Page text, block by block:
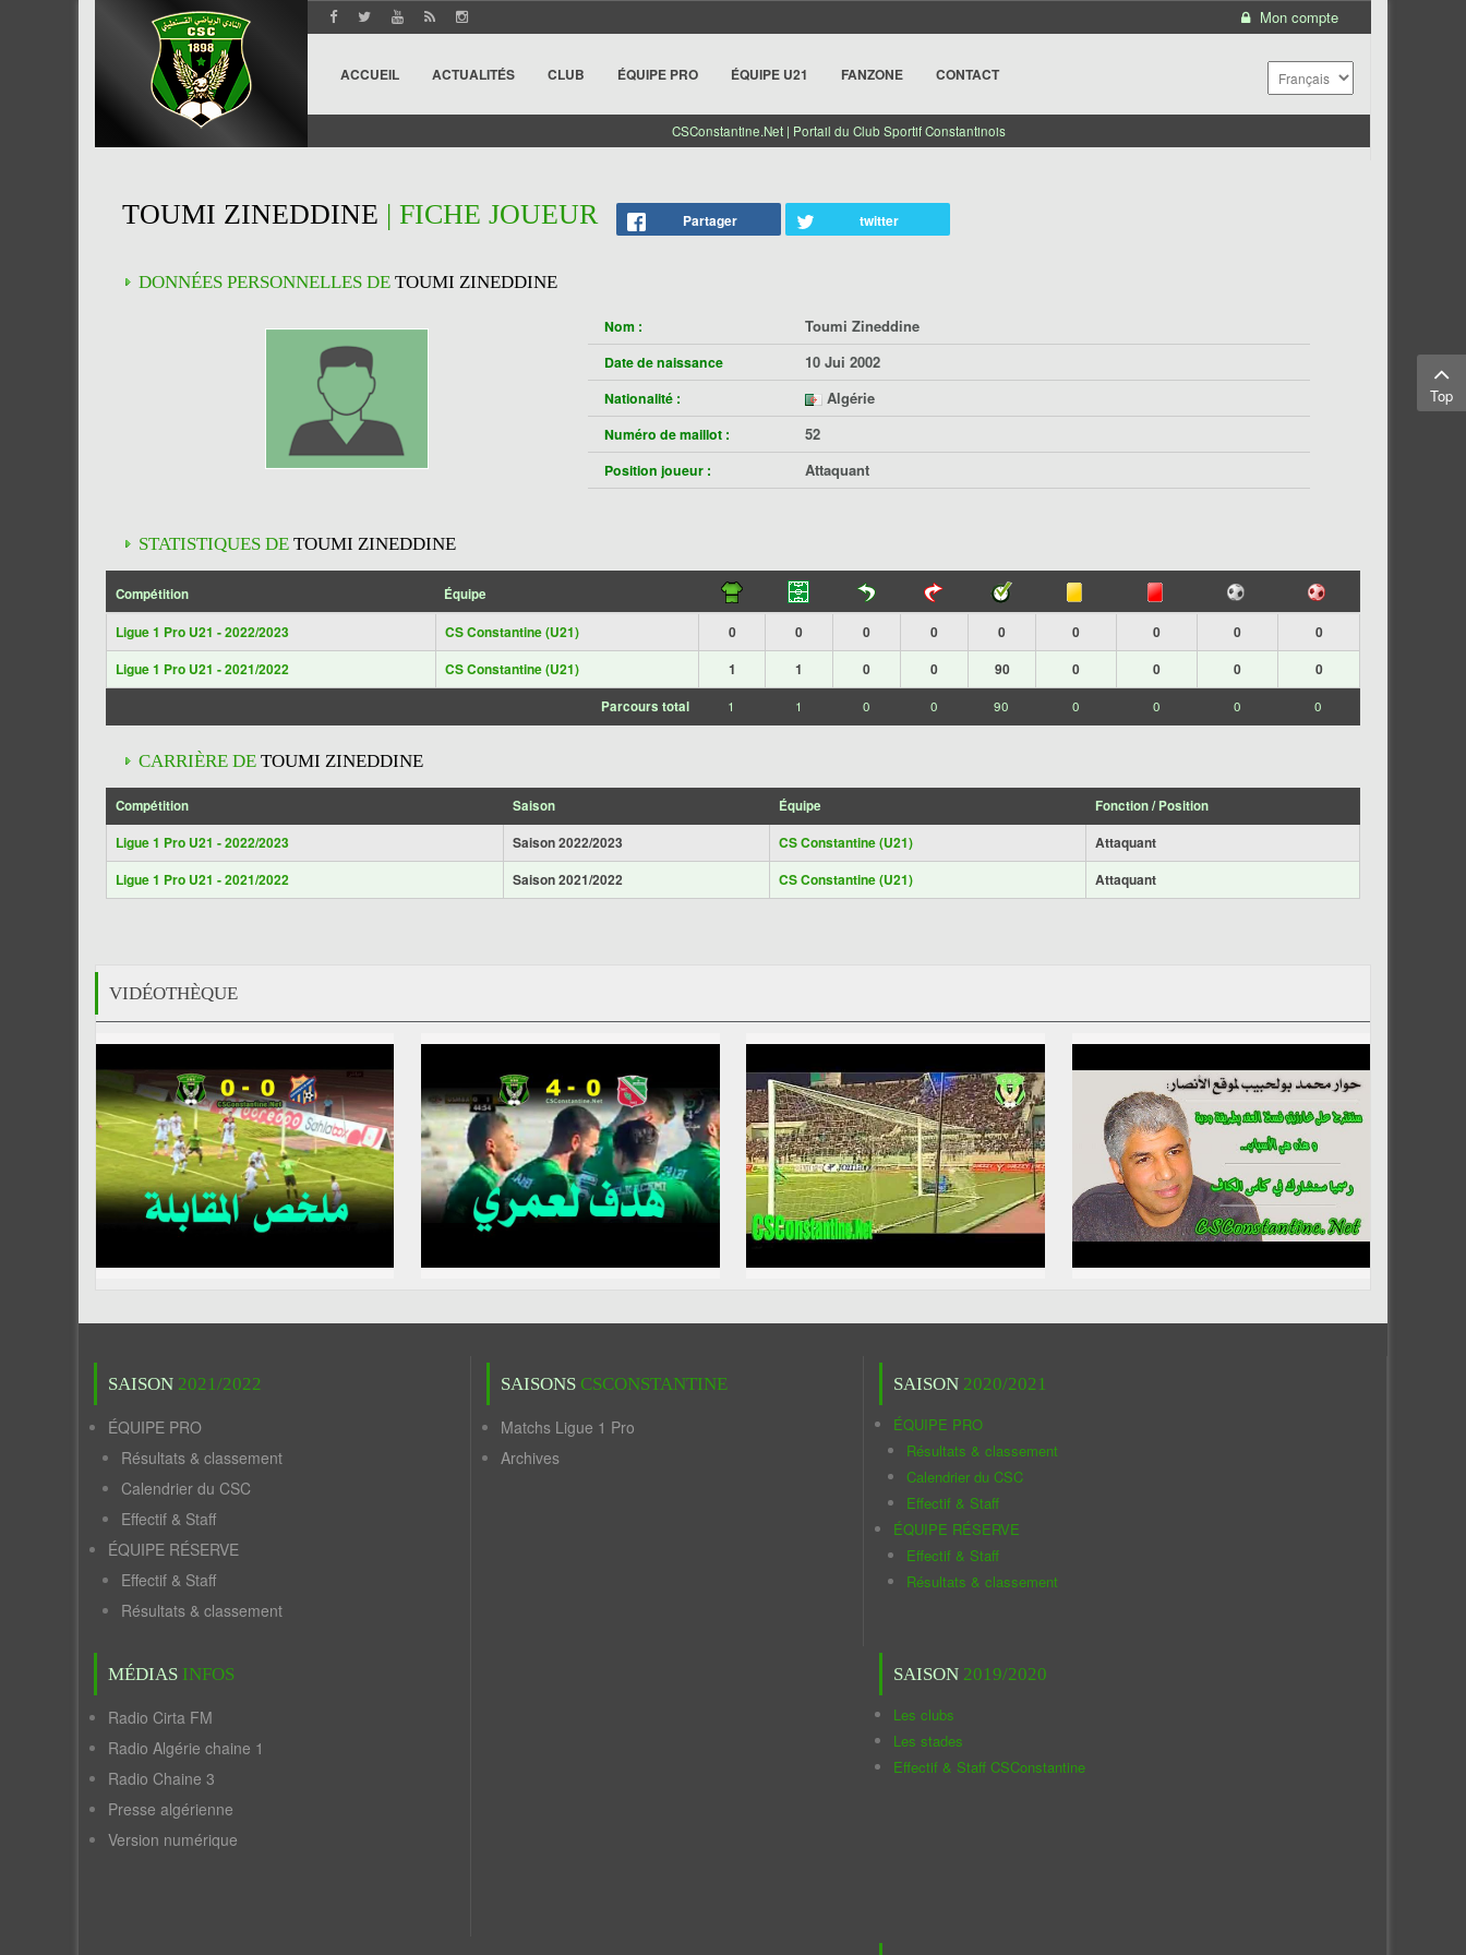
Mon compte
ACCUEIL ACTUALITÉS CLUB ÉQUIPE PRO ÉQUIPE U21 FANZONE CONTACT
CSConstantine.Net | Portail du Club Sportif Constantinois
TOUMI ZINEDDINE | FICHE JOUEUR Partager twitter
DONNÉES PERSONNELLES DE TOUMI ZINEDDINE
Nom : Toumi Zineddine
Date de naissance 10 Jui 2002
Nationalité : Algérie
Numéro de maillot : 52
Position joueur : Attaquant
STATISTIQUES DE TOUMI ZINEDDINE
Compétition Équipe
Ligue 1 Pro U21 - 2022/2023 CS Constantine (U21) 0 0 0 0 0 0 0 0
0
Ligue 1 Pro U21 - 2021/2022
CS Constantine (U21) 1 1 0 0 90 0 0 0 0
Parcours total 1 1 0 0 90 0 0 0 0
CARRIÈRE DE TOUMI ZINEDDINE
Compétition Saison Équipe Fonction / Position
Ligue 1 Pro U21 - 2022/2023 Saison 2022/2023 CS Constantine (U21)
Attaquant
Ligue 1 Pro U21 - 2021/2022
Saison 2021/2022 CS Constantine (U21) Attaquant
VIDÉOTHÈQUE
SAISON 2021/2022
ÉQUIPE PRO
Résultats & classement
Calendrier du CSC
Effectif & Staff
ÉQUIPE RÉSERVE
Effectif & Staff
Résultats & classement
MÉDIAS INFOS
Radio Cirta FM
Radio Algérie chaine 1
Radio Chaine 3
Presse algérienne
Version numérique
SAISONS CSCONSTANTINE
Matchs Ligue 1 Pro
Archives
SAISON 2020/2021
ÉQUIPE PRO
Résultats & classement
Calendrier du CSC
Effectif & Staff
ÉQUIPE RÉSERVE
Effectif & Staff
Résultats & classement
SAISON 2019/2020
Les clubs
Les stades
Effectif & Staff CSConstantine
Top